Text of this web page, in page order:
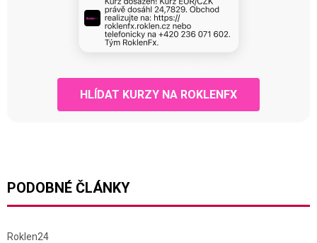
HLÍDAT KURZY NA ROKLENFX
PODOBNÉ ČLÁNKY
Roklen24